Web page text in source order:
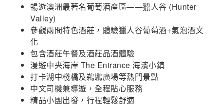
暢遊澳洲最著名葡萄酒產區——獵人谷 (Hunter
Valley)
參觀兩間特色酒莊，體驗獵人谷葡萄酒+氣泡酒文
化
包含酒莊午餐及酒莊品酒體驗
漫遊中央海岸 The Entrance 海濱小鎮
打卡湖中棧橋及鵜鶘廣場等熱門景點
中文司機兼導遊，全程貼心服務
精品小團出發，行程輕鬆舒適